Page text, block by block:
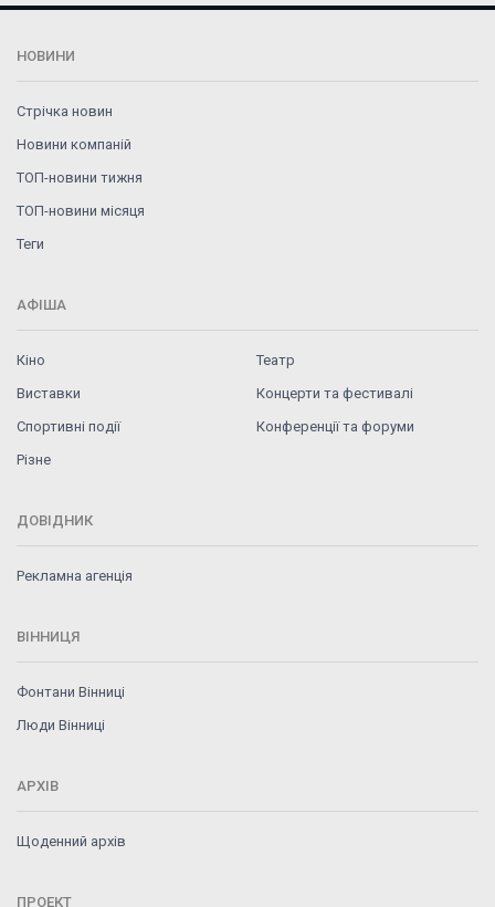
НОВИНИ
Стрічка новин
Новини компаній
ТОП-новини тижня
ТОП-новини місяця
Теги
АФІША
Кіно
Театр
Виставки
Концерти та фестивалі
Спортивні події
Конференції та форуми
Різне
ДОВІДНИК
Рекламна агенція
ВІННИЦЯ
Фонтани Вінниці
Люди Вінниці
АРХІВ
Щоденний архів
ПРОЕКТ